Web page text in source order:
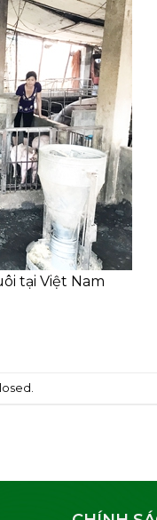
tại Việt Nam